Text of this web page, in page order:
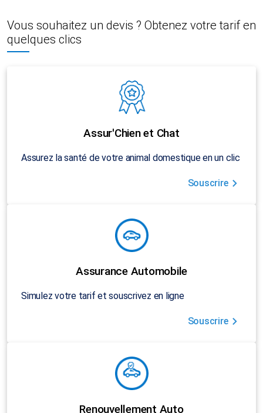
Vous souhaitez un devis ? Obtenez votre tarif en
quelques clics
Assur'Chien et Chat
Assurez la santé de votre animal domestique en un clic
Souscrire
Assurance Automobile
Simulez votre tarif et souscrivez en ligne
Souscrire
Renouvellement Auto